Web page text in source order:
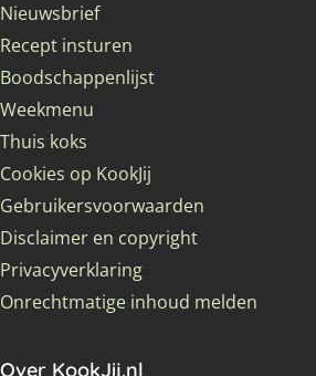
Nieuwsbrief
Recept insturen
Boodschappenlijst
Weekmenu
Thuis koks
Cookies op KookJij
Gebruikersvoorwaarden
Disclaimer en copyright
Privacyverklaring
Onrechtmatige inhoud melden
Over KookJij.nl